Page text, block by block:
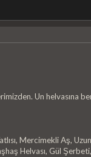
Un helvasına
Mercimekli Aş,
Helvası, Gül